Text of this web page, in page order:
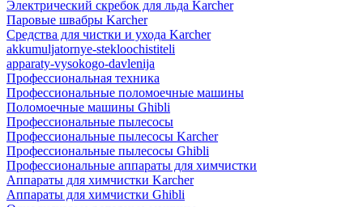
Электрический скребок для льда Karcher
Паровые швабры Karcher
Средства для чистки и ухода Karcher
akkumuljatornye-stekloochistiteli
apparaty-vysokogo-davlenija
Профессиональная техника
Профессиональные поломоечные машины
Поломоечные машины Ghibli
Профессиональные пылесосы
Профессиональные пылесосы Karcher
Профессиональные пылесосы Ghibli
Профессиональные аппараты для химчистки
Аппараты для химчистки Karcher
Аппараты для химчистки Ghibli